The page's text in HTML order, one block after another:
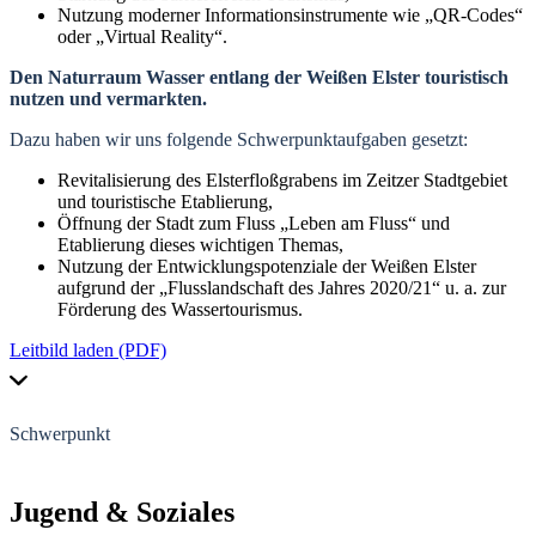
Nutzung moderner Informationsinstrumente wie „QR-Codes“
oder „Virtual Reality“.
Den Naturraum Wasser entlang der Weißen Elster touristisch
nutzen und vermarkten.
Dazu haben wir uns folgende Schwerpunktaufgaben gesetzt:
Revitalisierung des Elsterfloßgrabens im Zeitzer Stadtgebiet
und touristische Etablierung,
Öffnung der Stadt zum Fluss „Leben am Fluss“ und
Etablierung dieses wichtigen Themas,
Nutzung der Entwicklungspotenziale der Weißen Elster
aufgrund der „Flusslandschaft des Jahres 2020/21“ u. a. zur
Förderung des Wassertourismus.
Leitbild laden (PDF)
Schwerpunkt
Jugend & Soziales